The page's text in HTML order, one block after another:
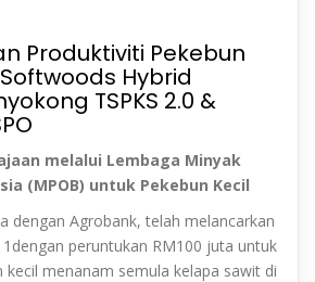
Produktiviti Pekebun
Hybrid
TSPKS 2.0 &
melalui Lembaga Minyak
(MPOB) untuk Pekebun Kecil
dengan Agrobank, telah melancarkan
peruntukan RM100 juta untuk
menanam semula kelapa sawit di